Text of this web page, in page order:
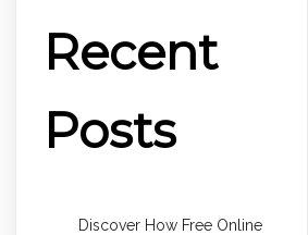
Recent
Posts
Discover How Free Online